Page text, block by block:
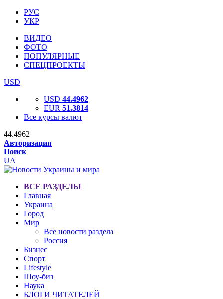
РУС
УКР
ВИДЕО
ФОТО
ПОПУЛЯРНЫЕ
СПЕЦПРОЕКТЫ
USD
USD 44.4962
EUR 51.3814
Все курсы валют
44.4962
Авторизация
Поиск
UA
ВСЕ РАЗДЕЛЫ
Главная
Украина
Город
Мир
Все новости раздела
Россия
Бизнес
Спорт
Lifestyle
Шоу-биз
Наука
БЛОГИ ЧИТАТЕЛЕЙ